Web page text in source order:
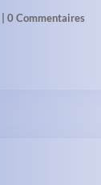
| 0 Commentaires